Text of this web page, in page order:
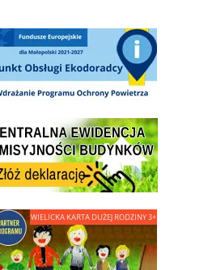
Obsługi Ekodoradcy Wieliczka
Ewidencja Emisyjności Budynków - złóż
do strony - Wielicka Karta Dużej Rodziny